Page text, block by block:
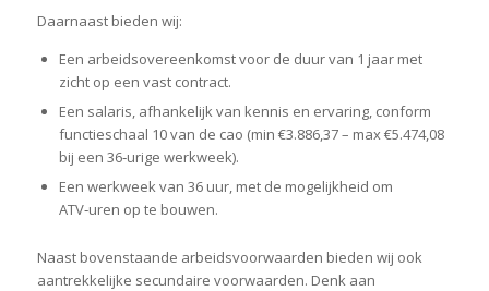
Daarnaast bieden wij:
Een arbeidsovereenkomst voor de duur van 1 jaar met
zicht op een vast contract.
Een salaris, afhankelijk van kennis en ervaring, conform
functieschaal 10 van de cao (min €3.886,37 – max €5.474,08
bij een 36‑urige werkweek).
Een werkweek van 36 uur, met de mogelijkheid om
ATV‑uren op te bouwen.
Naast bovenstaande arbeidsvoorwaarden bieden wij ook
aantrekkelijke secundaire voorwaarden. Denk aan